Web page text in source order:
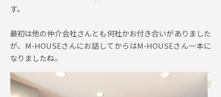
す。
最初は他の仲介会社さんとも何社かお付き合いがありました
が、M-HOUSEさんにお話してからはM-HOUSEさん一本に
なりましたね。